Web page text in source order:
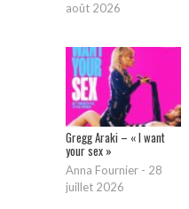
août 2026
Gregg Araki – « I want
your sex »
Anna Fournier - 28
juillet 2026